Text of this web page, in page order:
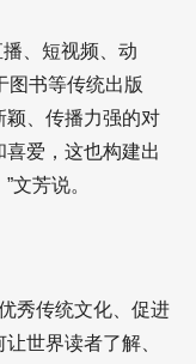
、短视频、动
图书等传统出版
颖、传播力强的对
爱，这也构建出
文芳说。
秀传统文化、促进
世界读者了解、